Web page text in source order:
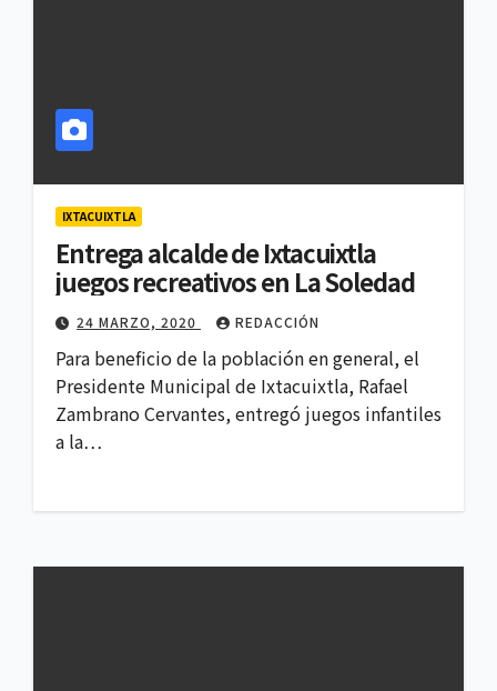
IXTACUIXTLA
Entrega alcalde de Ixtacuixtla
juegos recreativos en La Soledad
24 MARZO, 2020 REDACCIÓN
Para beneficio de la población en general, el
Presidente Municipal de Ixtacuixtla, Rafael
Zambrano Cervantes, entregó juegos infantiles
a la…